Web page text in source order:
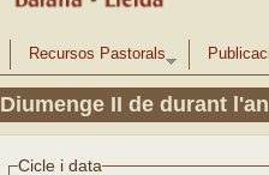
Recursos Pastorals
Diumenge II de durant
Cicle i data